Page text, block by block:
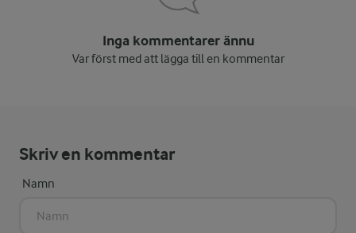
Inga kommentarer ännu
Var först med att lägga till en kommentar
Skriv en kommentar
Namn